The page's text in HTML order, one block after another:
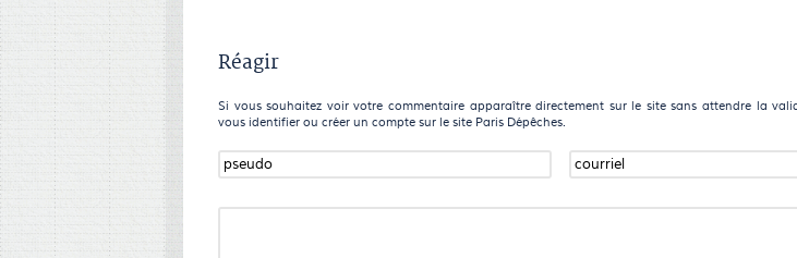
Réagir
Si vous souhaitez voir votre commentaire apparaître directement sur le site sans attendre la
vous identifier ou créer un compte sur le site Paris Dépêches.